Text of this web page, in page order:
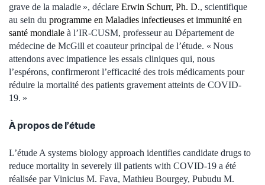
grave de la maladie », déclare Erwin Schurr, Ph. D., scientifique
au sein du programme en Maladies infectieuses et immunité en
santé mondiale à l’IR-CUSM, professeur au Département de
médecine de McGill et coauteur principal de l’étude. « Nous
attendons avec impatience les essais cliniques qui, nous
l’espérons, confirmeront l’efficacité des trois médicaments pour
réduire la mortalité des patients gravement atteints de COVID-
19. »
À propos de l’étude
L’étude A systems biology approach identifies candidate drugs to
reduce mortality in severely ill patients with COVID-19 a été
réalisée par Vinicius M. Fava, Mathieu Bourgey, Pubudu M.